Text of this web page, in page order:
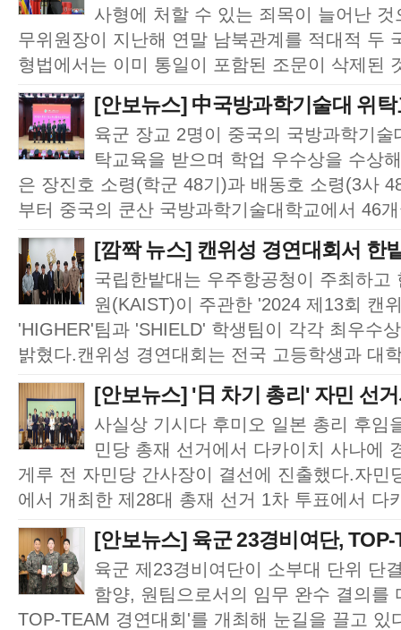
사형에 처할 수 있는 죄목이 늘어난
무위원장이 지난해 연말 남북관계를 적대적 두
형법에서는 이미 통일이 포함된 조문이 삭제된
[안보뉴스] 中국방과학기술대 위
육군 장교 2명이 중국의 국방과학기술
탁교육을 받으며 학업 우수상을 수상
은 장진호 소령(학군 48기)과 배동호 소령(3사
부터 중국의 쿤산 국방과학기술대학교에서 46
[깜짝 뉴스] 캔위성 경연대회서 한
국립한밭대는 우주항공청이 주최하고
원(KAIST)이 주관한 '2024 제13회 캔
'HIGHER'팀과 'SHIELD' 학생팀이 각각 최우수
밝혔다.캔위성 경연대회는 전국 고등학생과 대
[안보뉴스] '日 차기 총리' 자민 선
사실상 기시다 후미오 일본 총리 후임
민당 총재 선거에서 다카이치 사나에
게루 전 자민당 간사장이 결선에 진출했다.자민
에서 개최한 제28대 총재 선거 1차 투표에서 다
[안보뉴스] 육군 23경비여단,
육군 제23경비여단이 소부대 단위 단
함양, 원팀으로서의 임무 완수 결의를
TOP-TEAM 경연대회'를 개최해 눈길을 끌고 있